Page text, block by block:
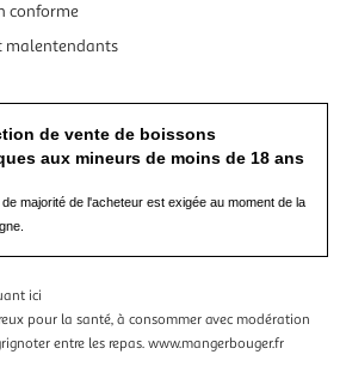
conforme
malentendants
de vente de boissons
aux mineurs de moins de 18 ans
de majorité de l'acheteur est exigée au moment de la
ici
pour la santé, à consommer avec modération
entre les repas. www.mangerbouger.fr